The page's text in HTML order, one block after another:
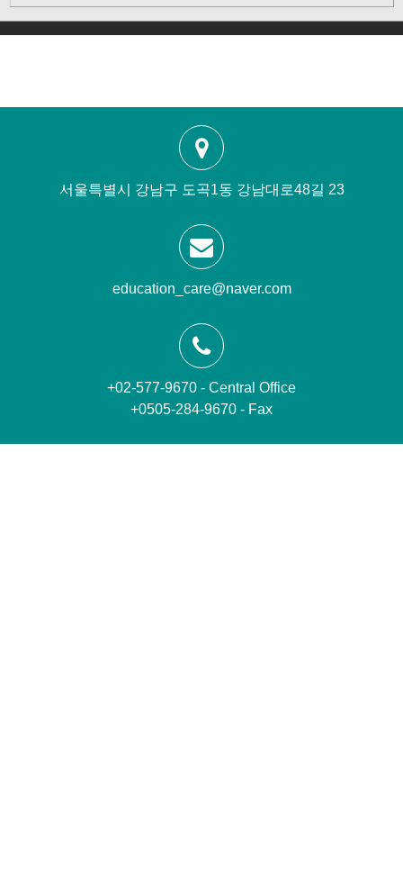
서울특별시 강남구 도곡1동 강남대로48길 23
education_care@naver.com
+02-577-9670 - Central Office
+0505-284-9670 - Fax